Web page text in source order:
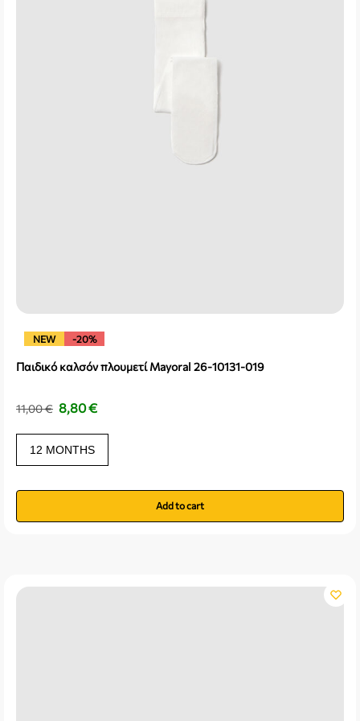
NEW -20%
Παιδικό καλσόν πλουμετί Mayoral 26-10131-019
11,00€ 8,80€
12 MONTHS
Add to cart